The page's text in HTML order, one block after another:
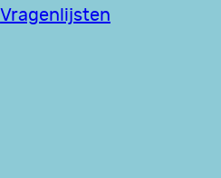
Vragenlijsten